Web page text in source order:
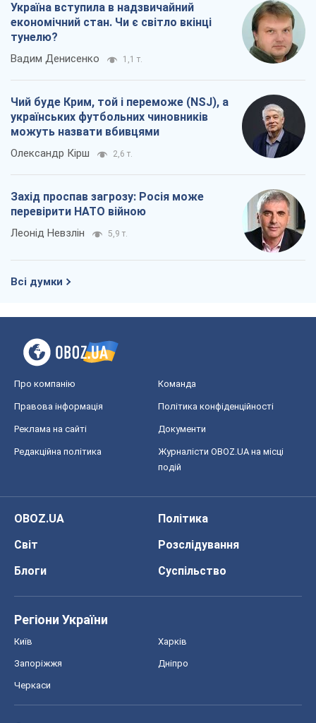
Україна вступила в надзвичайний
економічний стан. Чи є світло вкінці
тунелю?
Вадим Денисенко 1,1 т.
Чий буде Крим, той і переможе (NSJ), а
українських футбольних чиновників
можуть назвати вбивцями
Олександр Кірш 2,6 т.
Захід проспав загрозу: Росія може
перевірити НАТО війною
Леонід Невзлін 5,9 т.
Всі думки
Про компанію Команда
Правова інформація Політика конфіденційності
Реклама на сайті Документи
Редакційна політика
Журналісти OBOZ.UA на місці
подій
OBOZ.UA
Політика
Світ
Розслідування
Блоги
Суспільство
Регіони України
Київ Харків
Запоріжжя Дніпро
Черкаси